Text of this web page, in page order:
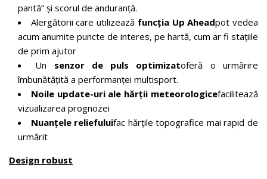
pantă” și scorul de anduranță.
Alergătorii care utilizează funcția Up Aheadpot vedea
acum anumite puncte de interes, pe hartă, cum ar fi stațiile
de prim ajutor
Un senzor de puls optimizatoferă o urmărire
îmbunătățită a performanței multisport.
Noile update-uri ale hărții meteorologicefacilitează
vizualizarea prognozei
Nuanțele reliefuluifac hărțile topografice mai rapid de
urmărit
Design robust